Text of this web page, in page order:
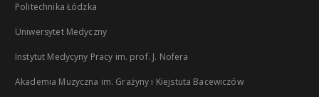
Politechnika Łódzka
Uniwersytet Medyczny
Instytut Medycyny Pracy im. prof. J. Nofera
Akademia Muzyczna im. Grażyny i Kiejstuta Bacewiczów